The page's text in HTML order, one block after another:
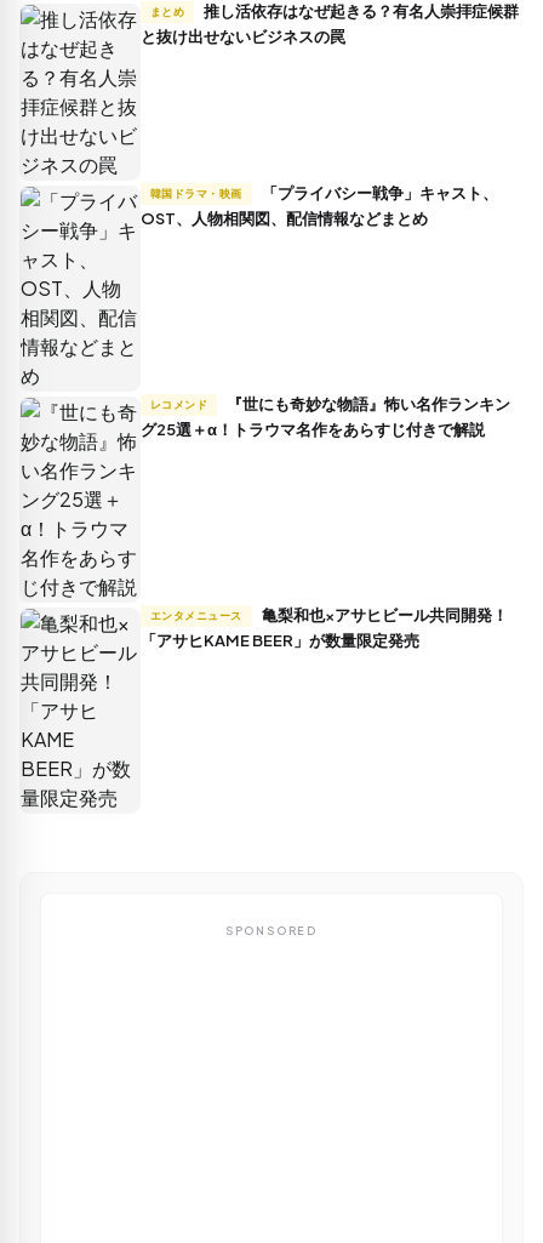
まとめ
推し活依存はなぜ起きる？有名人崇拝症候群
と抜け出せないビジネスの罠
韓国ドラマ・映画
OST、人物相関図、配信情報などまとめ
レコメンド
グ25選＋α！トラウマ名作をあらすじ付きで解説
エンタメニュース
「アサヒKAME BEER」が数量限定発売
SPONSORED